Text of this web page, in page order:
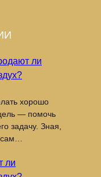
ли
хорошо
— помочь
задачу. Зная,
ли